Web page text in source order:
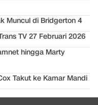
Muncul di Bridgerton 4
TV 27 Februari 2026
hingga Marty
Takut ke Kamar Mandi